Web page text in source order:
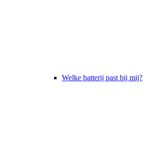
Welke batterij past bij mij?